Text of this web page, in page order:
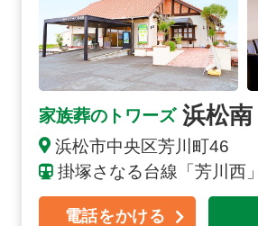
家族葬のトワーズ 浜松南
浜松市中央区芳川町46
掛塚さなる台線「芳川西
電話をかける